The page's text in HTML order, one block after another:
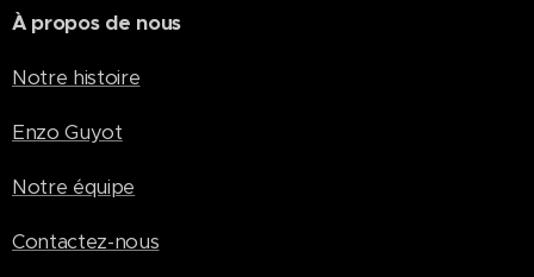
À propos de nous
Notre histoire
Enzo Guyot
Notre équipe
Contactez-nous